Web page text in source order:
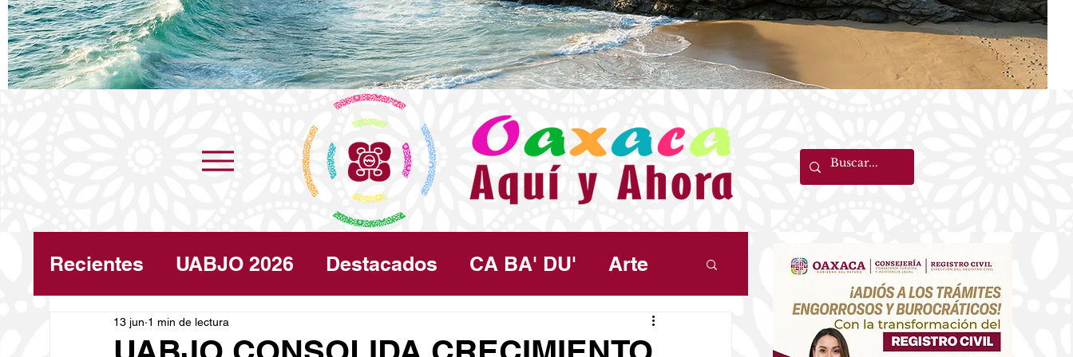
Recientes UABJO 2026 Destacados CA BA' DU' Arte
Congreso Turismo Salud
13 jun 1 min de lectura